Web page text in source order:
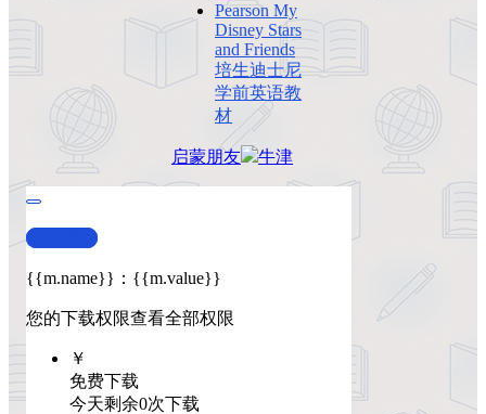
Pearson My
Disney Stars
and Friends
培生迪士尼
学前英语教
材
启蒙朋友 牛津
查看演示
{{m.name}} ： {{m.value}}
您的下载权限查看全部权限
￥
免费下载
今天剩余0次下载